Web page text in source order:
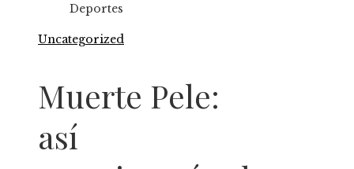
Deportes
Uncategorized
Muerte Pele:
así